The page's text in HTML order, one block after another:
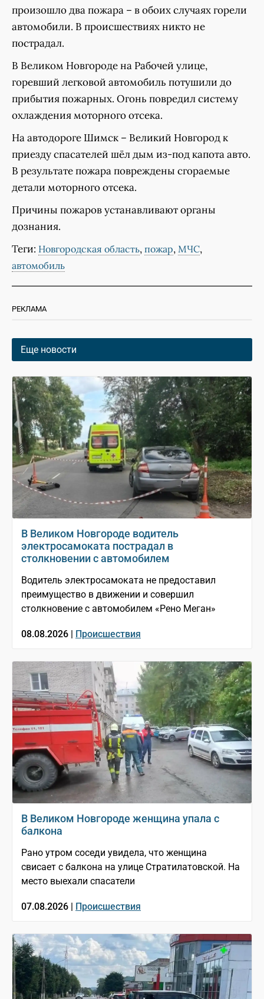
произошло два пожара – в обоих случаях горели
автомобили. В происшествиях никто не
пострадал.
В Великом Новгороде на Рабочей улице,
горевший легковой автомобиль потушили до
прибытия пожарных. Огонь повредил систему
охлаждения моторного отсека.
На автодороге Шимск – Великий Новгород к
приезду спасателей шёл дым из-под капота авто.
В результате пожара повреждены сгораемые
детали моторного отсека.
Причины пожаров устанавливают органы
дознания.
Теги: Новгородская область, пожар, МЧС,
автомобиль
РЕКЛАМА
Еще новости
В Великом Новгороде водитель
электросамоката пострадал в
столкновении с автомобилем
Водитель электросамоката не предоставил
преимущество в движении и совершил
столкновение с автомобилем «Рено Меган»
08.08.2026 | Происшествия
В Великом Новгороде женщина упала с
балкона
Рано утром соседи увидела, что женщина
свисает с балкона на улице Стратилатовской. На
место выехали спасатели
07.08.2026 | Происшествия